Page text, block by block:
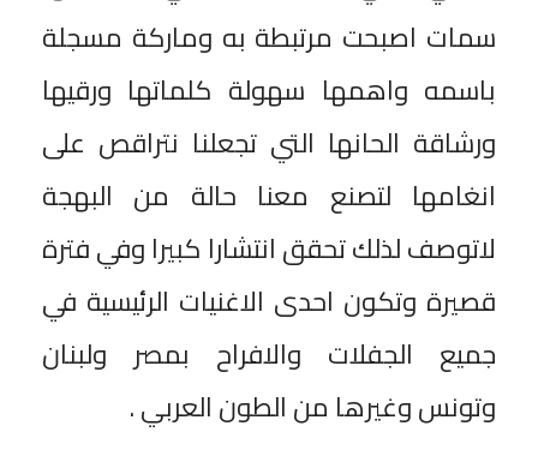
سمات اصبحت مرتبطة به وماركة مسجلة
باسمه واهمها سهولة كلماتها ورقيها
ورشاقة الحانها التي تجعلنا نتراقص على
انغامها لتصنع معنا حالة من البهجة
لاتوصف لذلك تحقق انتشارا كبيرا وفي فترة
قصيرة وتكون احدى الاغنيات الرئيسية في
جميع الجفلات والافراح بمصر ولبنان
وتونس وغيرها من الطون العربي .